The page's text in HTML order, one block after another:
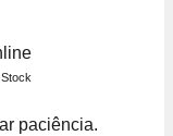
paciência.